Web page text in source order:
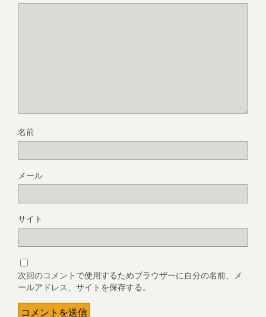
名前
メール
サイト
次回のコメントで使用するためブラウザーに自分の名前、メ
ールアドレス、サイトを保存する。